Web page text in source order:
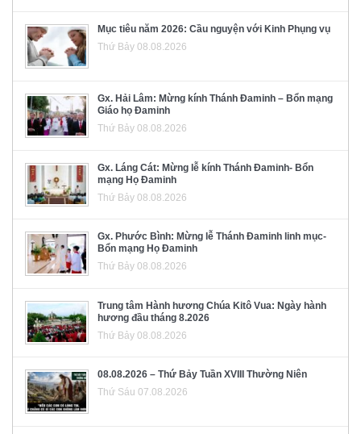
Mục tiêu năm 2026: Cầu nguyện với Kinh Phụng vụ
Thứ Bảy 08.08.2026
Gx. Hải Lâm: Mừng kính Thánh Đaminh – Bổn mạng
Giáo họ Đaminh
Thứ Bảy 08.08.2026
Gx. Láng Cát: Mừng lễ kính Thánh Đaminh- Bổn
mạng Họ Đaminh
Thứ Bảy 08.08.2026
Gx. Phước Bình: Mừng lễ Thánh Đaminh linh mục-
Bổn mạng Họ Đaminh
Thứ Bảy 08.08.2026
Trung tâm Hành hương Chúa Kitô Vua: Ngày hành
hương đầu tháng 8.2026
Thứ Bảy 08.08.2026
08.08.2026 – Thứ Bảy Tuần XVIII Thường Niên
Thứ Sáu 07.08.2026